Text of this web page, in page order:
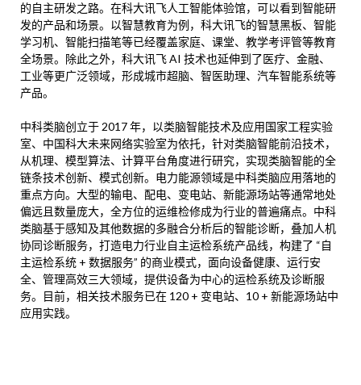
的自主研发之路。在科大讯飞人工智能体验馆，可以看到智能研
发的产品和场景。以智慧教育为例，科大讯飞的智慧黑板、智能
学习机、智能扫描笔等已经覆盖家庭、课堂、教学考评管等教育
全场景。除此之外，科大讯飞 AI 技术也延伸到了医疗、金融、
工业等更广泛领域，形成城市超脑、智医助理、汽车智能系统等
产品。
中科类脑创立于 2017 年，以类脑智能技术及应用国家工程实验
室、中国科大未来网络实验室为依托，针对类脑智能前沿技术，
从机理、模型算法、计算平台角度进行研究，实现类脑智能的全
链条技术创新、模式创新。电力能源领域是中科类脑应用落地的
重点方向。大型的输电、配电、变电站、新能源场站等通常地处
偏远且数量庞大，全方位的运维检修成为行业的普遍痛点。中科
类脑基于感知及其他数据的多融合分析后的智能诊断，叠加人机
协同诊断服务，打造电力行业自主运检系统产品线，构建了 “自
主运检系统 + 数据服务” 的商业模式，面向设备健康、运行安
全、管理高效三大领域，提供设备为中心的运检系统及诊断服
务。目前，相关技术服务已在 120 + 变电站、10 + 新能源场站中
应用实践。